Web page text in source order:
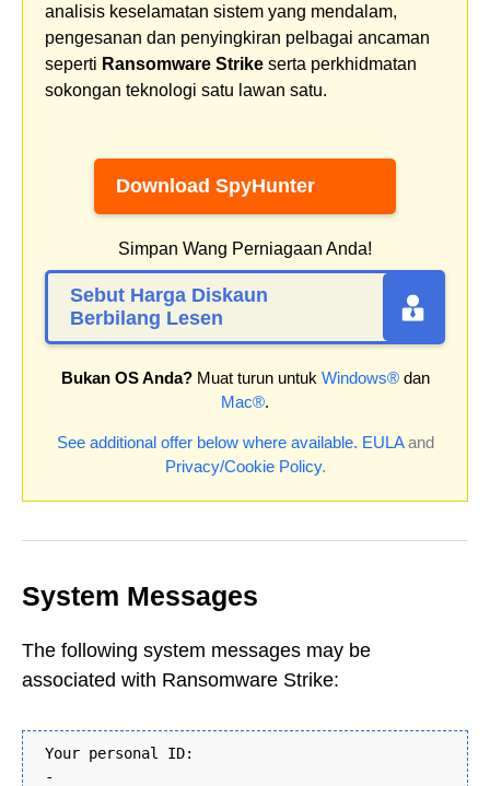
analisis keselamatan sistem yang mendalam,
pengesanan dan penyingkiran pelbagai ancaman
seperti Ransomware Strike serta perkhidmatan
sokongan teknologi satu lawan satu.
Download SpyHunter
Simpan Wang Perniagaan Anda!
Sebut Harga Diskaun
Berbilang Lesen
Bukan OS Anda?Muat turun untuk Windows®dan
Mac®.
See additional offer below where available. EULAand
Privacy/Cookie Policy.
System Messages
The following system messages may be
associated with Ransomware Strike:
Your personal ID:
-